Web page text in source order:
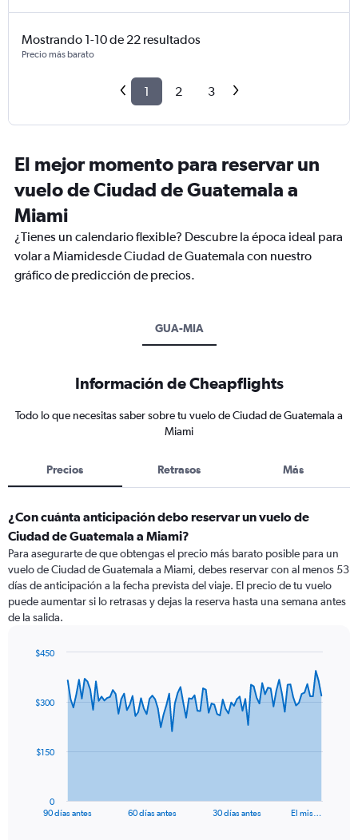
Mostrando 1-10 de 22 resultados
Precio más barato
1 2 3
El mejor momento para reservar un
vuelo de Ciudad de Guatemala a
Miami
¿Tienes un calendario flexible? Descubre la época ideal para
volar a Miamidesde Ciudad de Guatemala con nuestro
gráfico de predicción de precios.
GUA-MIA
Información de Cheapflights
Todo lo que necesitas saber sobre tu vuelo de Ciudad de Guatemala a
Miami
Precios Retrasos Más
¿Con cuánta anticipación debo reservar un vuelo de
Ciudad de Guatemala a Miami?
Para asegurarte de que obtengas el precio más barato posible para un
vuelo de Ciudad de Guatemala a Miami, debes reservar con al menos 53
días de anticipación a la fecha prevista del viaje. El precio de tu vuelo
puede aumentar si lo retrasas y dejas la reserva hasta una semana antes
de la salida.
data
The
90 días antes 60 días antes 30 días antes El mis…
0
$150
$300
$450